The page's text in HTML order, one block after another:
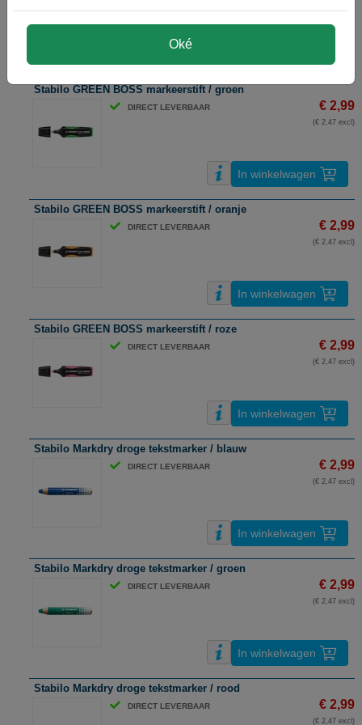
Stabilo GREEN BOSS markeerstift / groen
DIRECT LEVERBAAR € 2,99
(€ 2,47 excl)
In winkelwagen
Stabilo GREEN BOSS markeerstift / oranje
DIRECT LEVERBAAR € 2,99
(€ 2,47 excl)
In winkelwagen
Stabilo GREEN BOSS markeerstift / roze
DIRECT LEVERBAAR € 2,99
(€ 2,47 excl)
In winkelwagen
Stabilo Markdry droge tekstmarker / blauw
DIRECT LEVERBAAR € 2,99
(€ 2,47 excl)
In winkelwagen
Stabilo Markdry droge tekstmarker / groen
DIRECT LEVERBAAR € 2,99
(€ 2,47 excl)
In winkelwagen
Stabilo Markdry droge tekstmarker / rood
DIRECT LEVERBAAR € 2,99
(€ 2,47 excl)
Oké